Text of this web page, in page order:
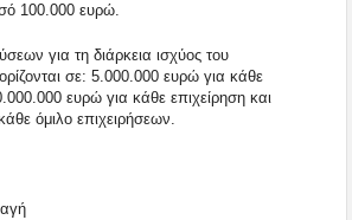
100.000 ευρώ.
για τη διάρκεια ισχύος του
σε: 5.000.000 ευρώ για κάθε
ευρώ για κάθε επιχείρηση και
όμιλο επιχειρήσεων.